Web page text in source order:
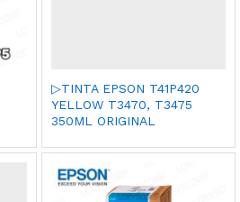
▷TINTA EPSON T41P420
YELLOW T3470, T3475
350ML ORIGINAL